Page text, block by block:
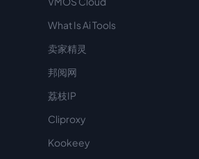
What Is Ai Tools
卖家精灵
邦阅网
荔枝IP
Cliproxy
Kookeey